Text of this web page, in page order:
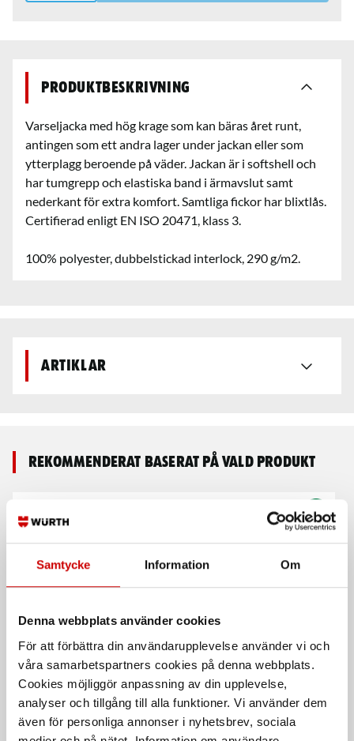
Samtycke Information Om
Denna webbplats använder cookies
För att förbättra din användarupplevelse använder vi och
våra samarbetspartners cookies på denna webbplats.
Cookies möjliggör anpassning av din upplevelse,
analyser och tillgång till alla funktioner. Vi använder dem
även för personliga annonser i nyhetsbrev, sociala
Produktbeskrivning
Varseljacka med hög krage som kan bäras året runt,
antingen som ett andra lager under jackan eller som
ytterplagg beroende på väder. Jackan är i softshell och
har tumgrepp och elastiska band i ärmavslut samt
nederkant för extra komfort. Samtliga fickor har blixtlås.
Certifierad enligt EN ISO 20471, klass 3.
100% polyester, dubbelstickad interlock, 290 g/m2.
Artiklar
Rekommenderat baserat på vald produkt
Fodrad fleecejacka varsel
4853
4853 100% polyester
Varseljacka 4838
softshell
4838 100% polyester